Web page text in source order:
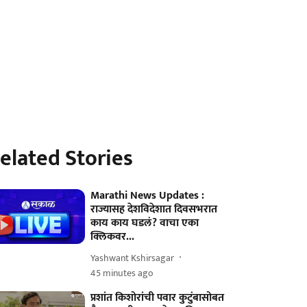
Stories
Marathi News Updates :
राज्यासह देशविदेशात दिवसभरात
काय काय घडलं? वाचा एका
क्लिकवर...
Yashwant Kshirsagar
45 minutes ago
प्रशांत किशोरांची पवार कुटुंबासोबत